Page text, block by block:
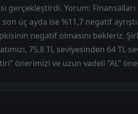
gerçekleştirdi. Yorum:
üç ayda ise %11,7 negatif
negatif olmasını bekleriz.
75,8 TL seviyesinden 64 TL
önerimizi ve uzun vadeli “AL”